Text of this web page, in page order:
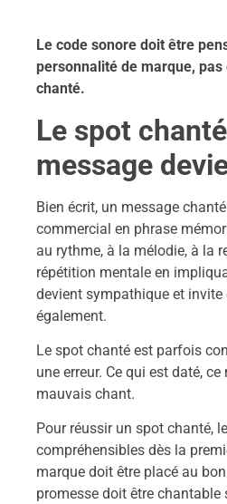
Le code sonore doit être
personnalité de marque,
chanté.
Le spot
message
Bien écrit, un message
commercial en phrase
au rythme, à la mélodie, à la
répétition mentale en
devient sympathique et invite
également.
Le spot chanté est parfois
une erreur. Ce qui est daté, ce
mauvais chant.
Pour réussir un spot chanté,
compréhensibles dès la
marque doit être placé au
promesse doit être chantable